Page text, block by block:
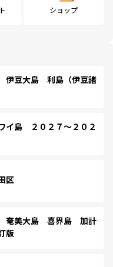
ショップ
豆大島 利島（伊豆諸
島 ２０２７～２０２
区
奄美大島 喜界島 加計
版